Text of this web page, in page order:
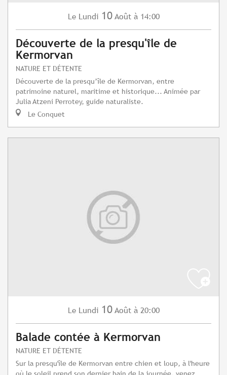
Le Lundi 10 Août à 14:00
Découverte de la presqu'île de
Kermorvan
NATURE ET DÉTENTE
Découverte de la presqu’île de Kermorvan, entre
patrimoine naturel, maritime et historique... Animée par
Julia Atzeni Perrotey, guide naturaliste.
Le Conquet
Le Lundi 10 Août à 20:00
Balade contée à Kermorvan
NATURE ET DÉTENTE
Sur la presqu'île de Kermorvan entre chien et loup, à l'heure